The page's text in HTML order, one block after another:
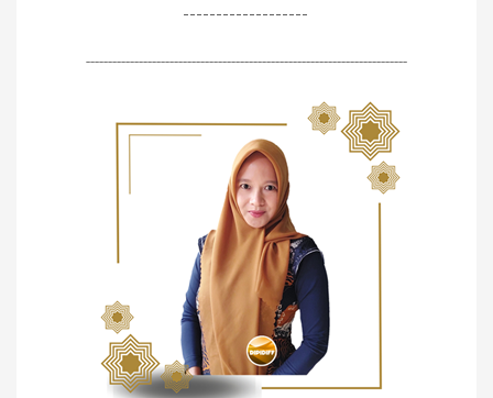
-------------------
-------------------------------------------------------------------------